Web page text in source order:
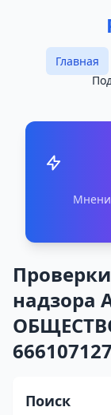
Главная
надзора
Поиск